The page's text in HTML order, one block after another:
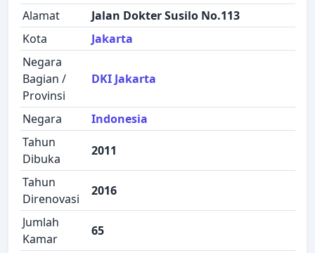
Alamat
Jalan Dokter Susilo No.113
Kota
Jakarta
Negara
Bagian /
Provinsi
DKI Jakarta
Negara
Indonesia
Tahun
Dibuka
2011
Tahun
Direnovasi
2016
Jumlah
Kamar
65